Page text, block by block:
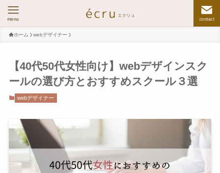
contact
menu
ホーム webデザイナー
【40代50代女性向け】webデザインスク
ールの選び方とおすすめスクール３選
webデザイナー